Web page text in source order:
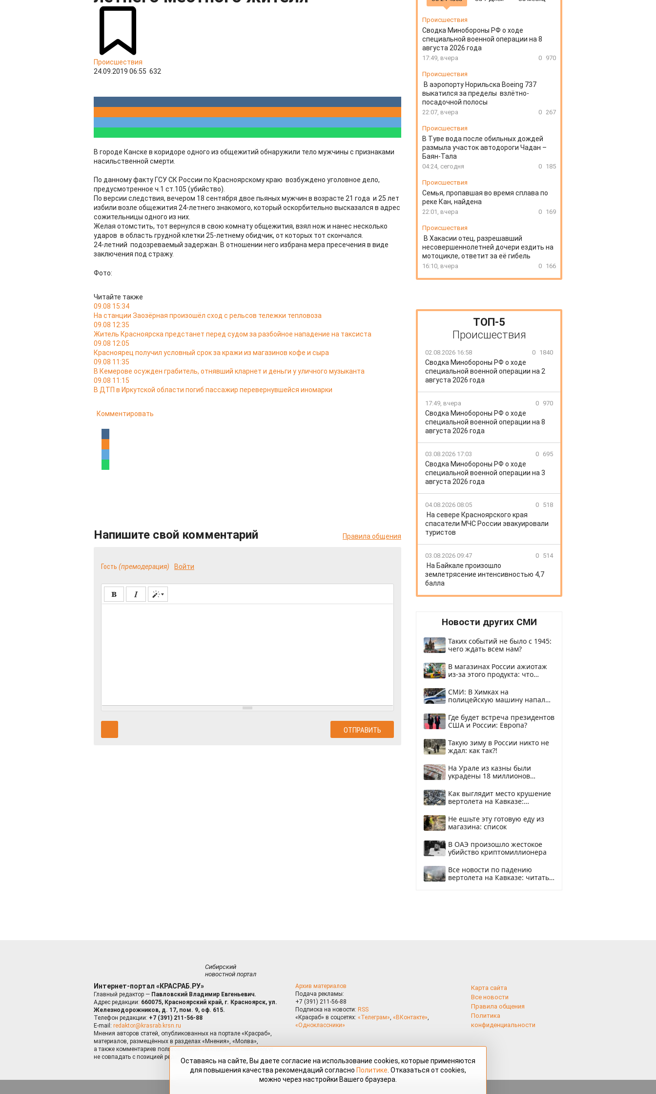
Происшествия
24.09.2019 06:55 632
В городе Канске в коридоре одного из общежитий обнаружили тело мужчины с признаками
насильственной смерти.
По данному факту ГСУ СК России по Красноярскому краю возбуждено уголовное дело,
предусмотренное ч.1 ст.105 (убийство).
По версии следствия, вечером 18 сентября двое пьяных мужчин в возрасте 21 года и 25 лет
избили возле общежития 24-летнего знакомого, который оскорбительно высказался в адрес
сожительницы одного из них.
Желая отомстить, тот вернулся в свою комнату общежития, взял нож и нанес несколько
ударов в область грудной клетки 25-летнему обидчик, от которых тот скончался.
24-летний подозреваемый задержан. В отношении него избрана мера пресечения в виде
заключения под стражу.
Фото:
Читайте также
09.08 15:34
На станции Заозёрная произошёл сход с рельсов тележки тепловоза
09.08 12:35
Житель Красноярска предстанет перед судом за разбойное нападение на таксиста
09.08 12:05
Красноярец получил условный срок за кражи из магазинов кофе и сыра
09.08 11:35
В Кемерове осужден грабитель, отнявший кларнет и деньги у уличного музыканта
09.08 11:15
В ДТП в Иркутской области погиб пассажир перевернувшейся иномарки
Комментировать
Напишите свой комментарий Правила общения
Гость (премодерация) Войти
Происшествия
Сводка Минобороны РФ о ходе
специальной военной операции на 8
августа 2026 года
17:49, вчера 0 970
Происшествия
В аэропорту Норильска Boeing 737
выкатился за пределы взлётно-
посадочной полосы
22:07, вчера 0 267
Происшествия
В Туве вода после обильных дождей
размыла участок автодороги Чадан –
Баян-Тала
04:24, сегодня 0 185
Происшествия
Семья, пропавшая во время сплава по
реке Кан, найдена
22:01, вчера 0 169
Происшествия
В Хакасии отец, разрешавший
несовершеннолетней дочери ездить на
мотоцикле, ответит за её гибель
16:10, вчера 0 166
ТОП-5
Происшествия
02.08.2026 16:58 0 1840
Сводка Минобороны РФ о ходе
специальной военной операции на 2
августа 2026 года
17:49, вчера 0 970
Сводка Минобороны РФ о ходе
специальной военной операции на 8
августа 2026 года
03.08.2026 17:03 0 695
Сводка Минобороны РФ о ходе
специальной военной операции на 3
августа 2026 года
04.08.2026 08:05 0 518
На севере Красноярского края
спасатели МЧС России эвакуировали
туристов
03.08.2026 09:47 0 514
На Байкале произошло
землетрясение интенсивностью 4,7
балла
Новости других СМИ
Таких событий не было с 1945:
чего ждать всем нам?
В магазинах России ажиотаж
из-за этого продукта: что
СМИ: В Химках на
полицейскую машину напали
Где будет встреча президентов
США и России: Европа?
Такую зиму в России никто не
ждал: как так?!
На Урале из казны были
украдены 18 миллионов
Как выглядит место крушение
вертолета на Кавказе:
Не ешьте эту готовую еду из
магазина: список
В ОАЭ произошло жестокое
убийство криптомиллионера
Все новости по падению
вертолета на Кавказе: читать
Сибирский
новостной портал
Интернет-портал «КРАСРАБ.РУ»
Главный редактор — Павловский Владимир Евгеньевич.
Адрес редакции: 660075, Красноярский край, г. Красноярск, ул.
Железнодорожников, д. 17, пом. 9, оф. 615.
Телефон редакции: +7 (391) 211-56-88
E-mail: redaktor@krasrab.krsn.ru
Мнения авторов статей, опубликованных на портале «Красраб»,
материалов, размещённых в разделах «Мнения», «Молва»,
а также комментариев пользователей к материалам сайта могут
не совпадать с позицией редакции.
Архив материалов
Подача рекламы:
+7 (391) 211-56-88
Подписка на новости: RSS
«Красраб» в соцсетях: «Телеграм», «ВКонтакте»,
«Одноклассники»
Карта сайта
Все новости
Правила общения
Политика
конфиденциальности
Оставаясь на сайте, Вы даете согласие на использование cookies, которые применяются
для повышения качества рекомендаций согласно Политике . Отказаться от cookies,
можно через настройки Вашего браузера.